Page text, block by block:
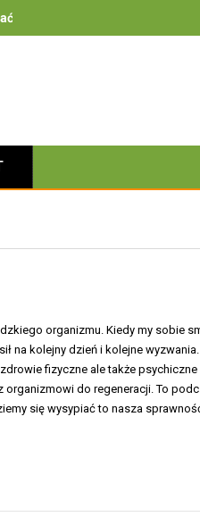
– na co zwrócić uwagę przy
organizmu. Kiedy my sobie
na kolejny dzień i kolejne
fizyczne ale także
organizmowi do regeneracji. To
się wysypiać to nasza